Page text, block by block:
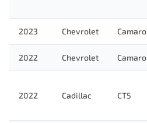
2023 Chevrolet Camaro
2022 Chevrolet Camaro
2022 Cadillac CT5